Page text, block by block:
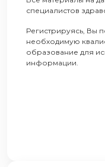
специалистов
Регистрируясь, Вы
необходимую
образование для
информации.